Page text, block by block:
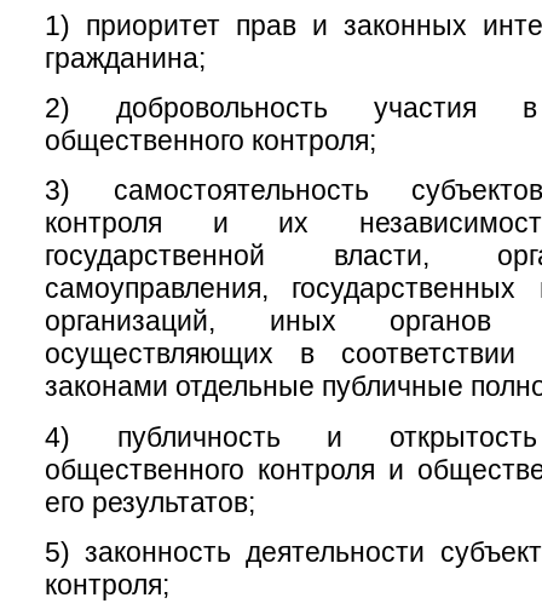
1) приоритет прав и законных
гражданина;
2) добровольность участия в
общественного контроля;
3) самостоятельность
контроля и их
государственной власти,
самоуправления,
организаций, иных органов
осуществляющих в
законами отдельные публичные
4) публичность и открытость
общественного контроля и
его результатов;
5) законность деятельности
контроля;